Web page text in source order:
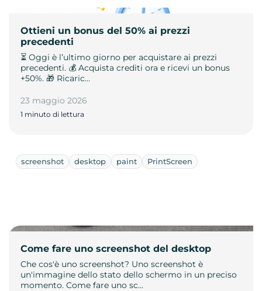
Ottieni un bonus del 50% ai prezzi
precedenti
⏳ Oggi è l’ultimo giorno per acquistare ai prezzi
precedenti. 💰 Acquista crediti ora e ricevi un bonus
+50%. 🎁 Ricaric…
23 maggio 2026
1 minuto di lettura
screenshot desktop paint PrintScreen
Come fare uno screenshot del desktop
Che cos'è uno screenshot? Uno screenshot è
un'immagine dello stato dello schermo in un preciso
momento. Come fare uno sc…